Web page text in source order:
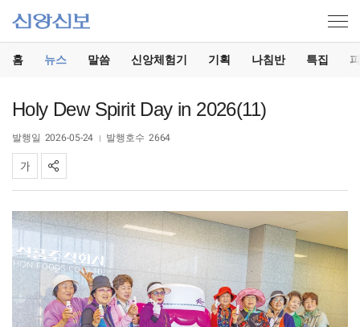
홈 뉴스 말씀 신앙체험기 기획 나침반 특집
Holy Dew Spirit Day in 2026(11)
발행일 2026-05-24 발행호수 2664